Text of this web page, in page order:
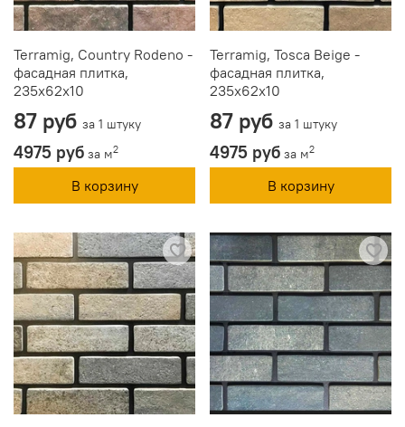
Terramig, Country Rodeno -
фасадная плитка,
235x62x10
87 руб за 1 штуку
4975 руб за м2
В корзину
Terramig, Tosca Beige -
фасадная плитка,
235x62x10
87 руб за 1 штуку
4975 руб за м2
В корзину